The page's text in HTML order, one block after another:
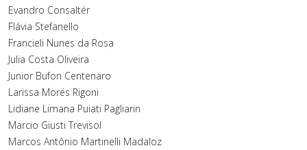
Evandro Consaltér
Flávia Stefanello
Francieli Nunes da Rosa
Julia Costa Oliveira
Junior Bufon Centenaro
Larissa Morés Rigoni
Lidiane Limana Puiati Pagliarin
Marcio Giusti Trevisol
Marcos Antônio Martinelli Madaloz